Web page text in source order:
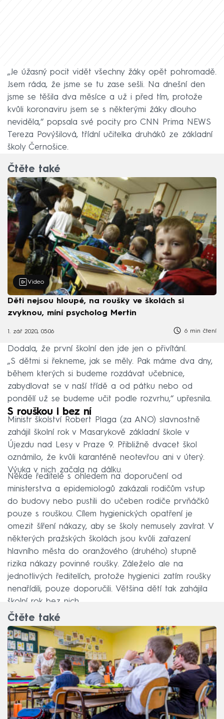
„Je úžasný pocit vidět všechny žáky opět pohromadě.
Jsem ráda, že jsme se tu zase sešli. Na dnešní den
jsme se těšila dva měsíce a už i před tím, protože
kvůli koronaviru jsem se s některými žáky dlouho
neviděla,“ popsala své pocity pro CNN Prima NEWS
Tereza Povýšilová, třídní učitelka druháků ze základní
školy Černošice.
Čtěte také
Video
Děti nejsou hloupé, na roušky ve školách si
zvyknou, míní psycholog Mertin
1. zář 2020, 05:06 6 min čtení
Dodala, že první školní den jde jen o přivítání.
„S dětmi si řekneme, jak se měly. Pak máme dva dny,
během kterých si budeme rozdávat učebnice,
zabydlovat se v naší třídě a od pátku nebo od
pondělí už se budeme učit podle rozvrhu,“ upřesnila.
S rouškou i bez ní
Ministr školství Robert Plaga (za ANO) slavnostně
zahájil školní rok v Masarykově základní škole v
Újezdu nad Lesy v Praze 9. Přibližně dvacet škol
oznámilo, že kvůli karanténě neotevřou ani v úterý.
Výuka v nich začala na dálku.
Někde ředitelé s ohledem na doporučení od
ministerstva a epidemiologů zakázali rodičům vstup
do budovy nebo pustili do učeben rodiče prvňáčků
pouze s rouškou. Cílem hygienických opatření je
omezit šíření nákazy, aby se školy nemusely zavírat. V
některých pražských školách jsou kvůli zařazení
hlavního města do oranžového (druhého) stupně
rizika nákazy povinné roušky. Záleželo ale na
jednotlivých ředitelích, protože hygienici zatím roušky
nenařídili, pouze doporučili. Většina dětí tak zahájila
školní rok bez nich.
Čtěte také